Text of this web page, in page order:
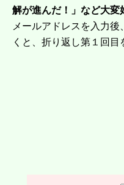
解が進んだ！」など大変
メールアドレスを入力
くと、折り返し第１回目